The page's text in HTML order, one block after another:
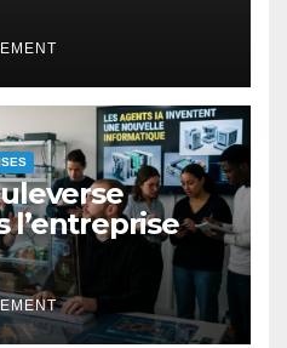
l’entreprise